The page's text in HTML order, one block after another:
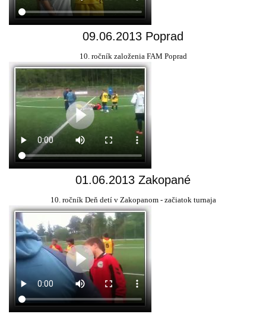
09.06.2013 Poprad
10. ročník založenia FAM Poprad
01.06.2013 Zakopané
10. ročník Deň detí v Zakopanom - začiatok turnaja